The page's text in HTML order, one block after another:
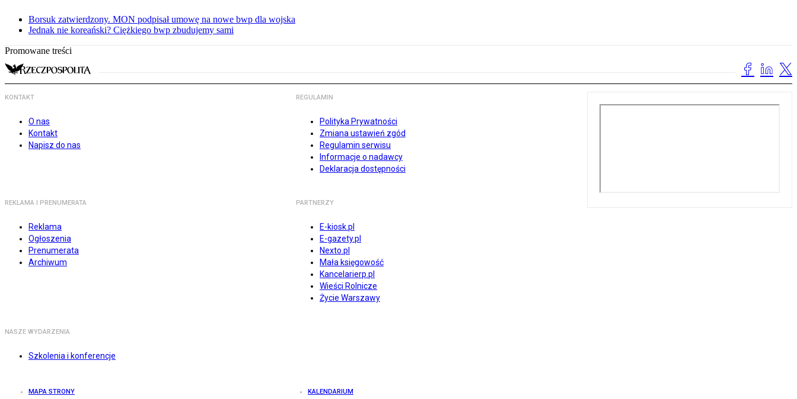
Borsuk zatwierdzony. MON podpisał umowę na nowe bwp dla wojska
Jednak nie koreański? Ciężkiego bwp zbudujemy sami
Promowane treści
KONTAKT
O nas
Kontakt
Napisz do nas
REGULAMIN
Polityka Prywatności
Zmiana ustawień zgód
Regulamin serwisu
Informacje o nadawcy
Deklaracja dostępności
REKLAMA I PRENUMERATA
Reklama
Ogłoszenia
Prenumerata
Archiwum
PARTNERZY
E-kiosk.pl
E-gazety.pl
Nexto.pl
Mała księgowość
Kancelarierp.pl
Wieści Rolnicze
Życie Warszawy
NASZE WYDARZENIA
Szkolenia i konferencje
MAPA STRONY KALENDARIUM